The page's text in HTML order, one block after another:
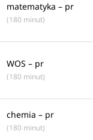
matematyka – pr
(180 minut)
WOS – pr
(180 minut)
chemia – pr
(180 minut)